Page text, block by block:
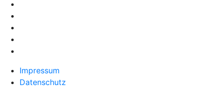
Impressum
Datenschutz